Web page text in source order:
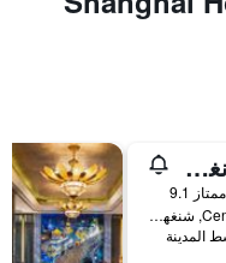
ريجينت شانغهاي بودونج
ممتاز 9.1
210 Century Avenue, شنغهاي, الصين